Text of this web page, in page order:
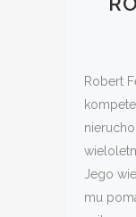
Robert
Jego
mu